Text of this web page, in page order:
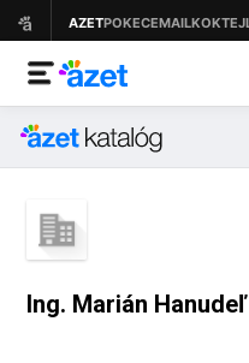
Ing. Marián Hanudeľ